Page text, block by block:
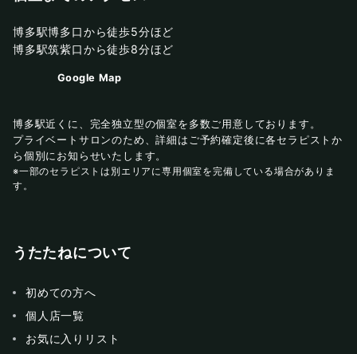
博多駅博多口から徒歩5分ほど
博多駅筑紫口から徒歩8分ほど
Google Map
博多駅近くに、完全独立型の個室を多数ご用意しております。
プライベートサロンのため、詳細はご予約確定後に各セラピストか
ら個別にお知らせいたします。
※一部のセラピストは別エリアに専用個室を完備している場合がありま
す。
うたたねについて
初めての方へ
個人店一覧
お気に入りリスト